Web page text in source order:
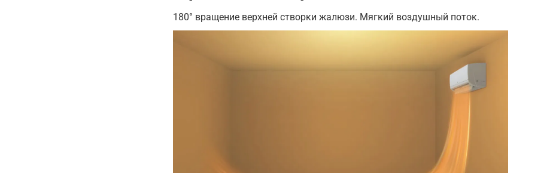
180° вращение верхней створки жалюзи. Мягкий воздушный поток.